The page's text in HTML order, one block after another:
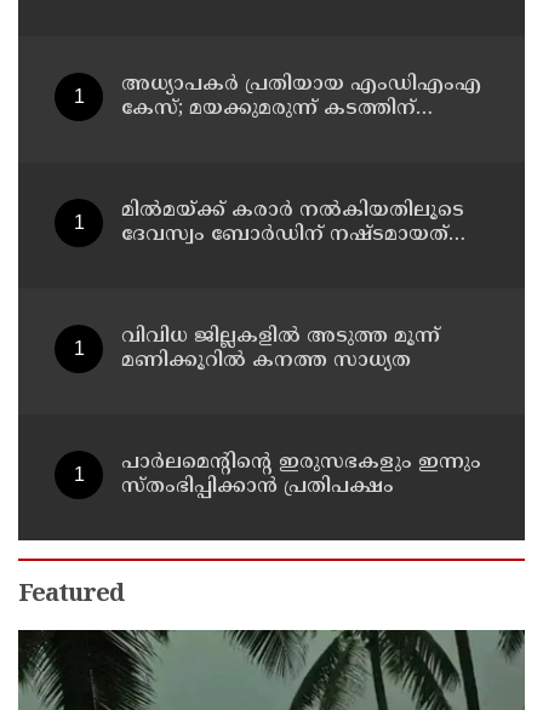
അധ്യാപകര്‍ പ്രതിയായ എംഡിഎംഎ
കേസ്; മയക്കുമരുന്ന് കടത്തിന്
മില്‍മയ്ക്ക് കരാര്‍ നല്‍കിയതിലൂടെ
ദേവസ്വം ബോര്‍ഡിന് നഷ്ടമായത്
വിവിധ ജില്ലകളില്‍ അടുത്ത മൂന്ന്
മണിക്കൂറില്‍ കനത്ത സാധ്യത
പാര്‍ലമെന്റിന്റെ ഇരുസഭകളും ഇന്നും
സ്തംഭിപ്പിക്കാന്‍ പ്രതിപക്ഷം
Featured